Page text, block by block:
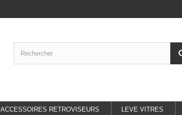
ACCESSOIRES RETROVISEURS LEVE VITRES